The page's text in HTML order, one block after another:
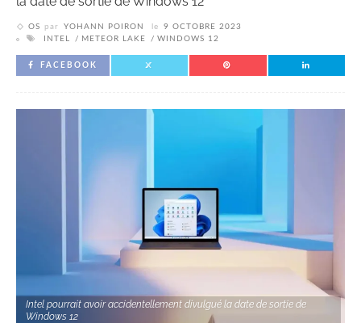
OS par YOHANN POIRON le
9 OCTOBRE 2023
INTEL
METEOR LAKE WINDOWS 12
FACEBOOK
Intel pourrait avoir accidentellement divulgué la date de sortie de
Windows 12